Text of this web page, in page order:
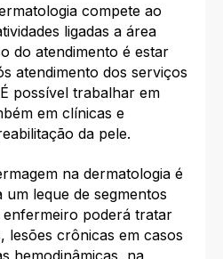
compete ao
ligadas a área
do atendimento é estar
atendimento dos serviços
possível trabalhar em
em clínicas e
da pele.
na dermatologia é
leque de segmentos
enfermeiro poderá tratar
lesões crônicas em casos